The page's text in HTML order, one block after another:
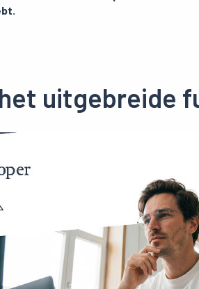
uitgebreide